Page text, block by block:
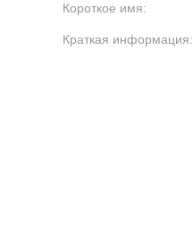
Короткое имя:
Краткая информация: